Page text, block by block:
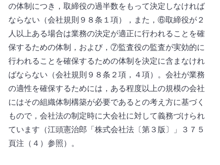
の体制につき，取締役の過半数をもって決定しなければ
ならない（会社規則９８条１項），また，⑥取締役が２
人以上ある場合は業務の決定が適正に行われることを確
保するための体制，および，⑦監査役の監査が実効的に
行われることを確保するための体制を決定に含まなけれ
ばならない（会社規則９８条２項，４項）。会社が業務
の適性を確保するためには，ある程度以上の規模の会社
にはその組織体制構築が必要であるとの考え方に基づく
もので，会社法の制定時に大会社に対して義務づけられ
ています（江頭憲治郎「株式会社法〔第３版〕」３７５
頁注（４）参照）。